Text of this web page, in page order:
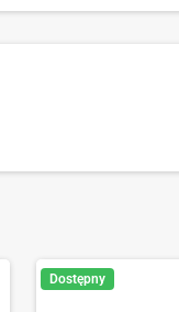
Dostępny